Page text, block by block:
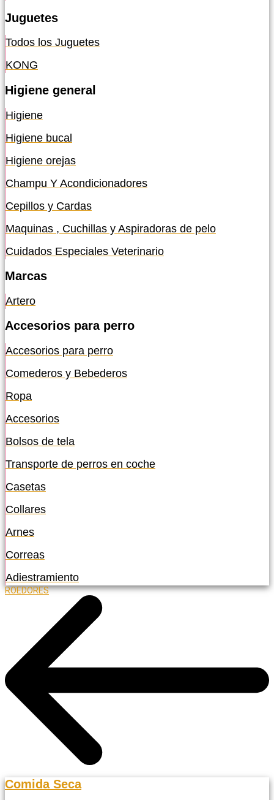
Juguetes
Todos los Juguetes
KONG
Higiene general
Higiene
Higiene bucal
Higiene orejas
Champu Y Acondicionadores
Cepillos y Cardas
Maquinas , Cuchillas y Aspiradoras de pelo
Cuidados Especiales Veterinario
Marcas
Artero
Accesorios para perro
Accesorios para perro
Comederos y Bebederos
Ropa
Accesorios
Bolsos de tela
Transporte de perros en coche
Casetas
Collares
Arnes
Correas
Adiestramiento
ROEDORES
Comida Seca